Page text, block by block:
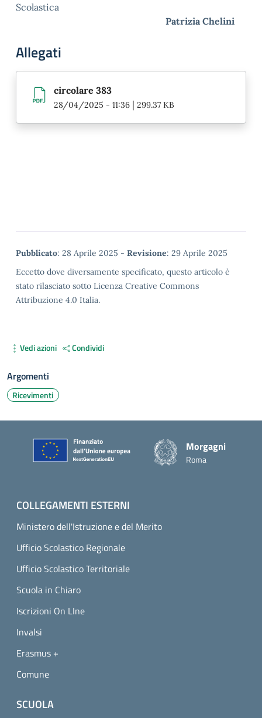
Scolastica
Patrizia Chelini
Allegati
circolare 383
28/04/2025 - 11:36 | 299.37 KB
Metadata
Pubblicato: 28 Aprile 2025 - Revisione: 29 Aprile 2025
Eccetto dove diversamente specificato, questo articolo è
stato rilasciato sotto Licenza Creative Commons
Attribuzione 4.0 Italia.
Vedi azioni Condividi
Argomenti
Ricevimenti
Piè di pagina
Morgagni
Roma
COLLEGAMENTI ESTERNI
Ministero dell'Istruzione e del Merito
Ufficio Scolastico Regionale
Ufficio Scolastico Territoriale
Scuola in Chiaro
Iscrizioni On LIne
Invalsi
Erasmus +
Comune
SCUOLA